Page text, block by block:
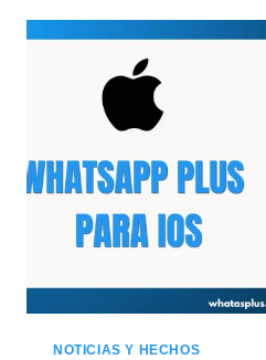
EN
DOS
DISPOSITIVOS
AL
MISMO
NOTICIAS Y HECHOS